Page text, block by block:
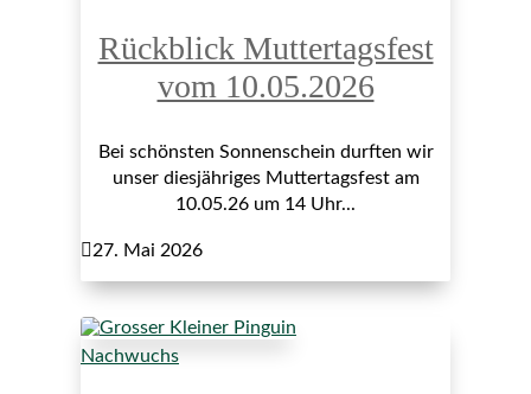
Rückblick Muttertagsfest
vom 10.05.2026
Bei schönsten Sonnenschein durften wir
unser diesjähriges Muttertagsfest am
10.05.26 um 14 Uhr...
27. Mai 2026
Nachwuchs